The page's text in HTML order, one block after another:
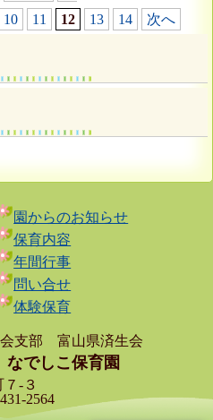
10 11 12 13 14 次へ
園からのお知らせ
保育内容
年間行事
問い合せ
体験保育
会支部 富山県済生会
なでしこ保育園
-３
2564